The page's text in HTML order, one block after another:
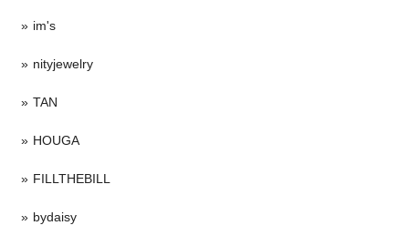
im's
nityjewelry
TAN
HOUGA
FILLTHEBILL
bydaisy